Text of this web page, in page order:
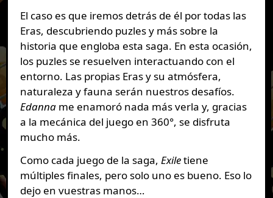
El caso es que iremos detrás de él por todas las
Eras, descubriendo puzles y más sobre la
historia que engloba esta saga. En esta ocasión,
los puzles se resuelven interactuando con el
entorno. Las propias Eras y su atmósfera,
naturaleza y fauna serán nuestros desafíos.
Edanname enamoró nada más verla y, gracias
a la mecánica del juego en 360°, se disfruta
mucho más.
Como cada juego de la saga, Exiletiene
múltiples finales, pero solo uno es bueno. Eso lo
dejo en vuestras manos…